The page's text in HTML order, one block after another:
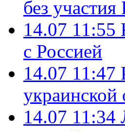
без участия
14.07 11:55
с Россией
14.07 11:47
украинской
14.07 11:34